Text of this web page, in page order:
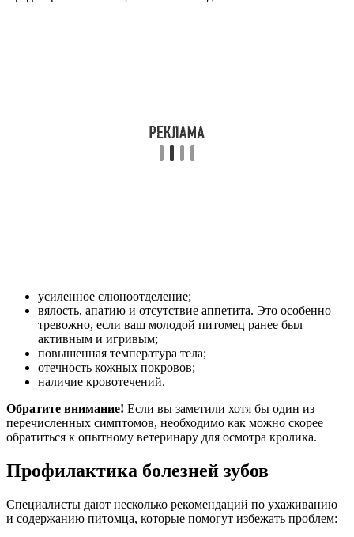
усиленное слюноотделение;
вялость, апатию и отсутствие аппетита. Это особенно
тревожно, если ваш молодой питомец ранее был
активным и игривым;
повышенная температура тела;
отечность кожных покровов;
наличие кровотечений.
Обратите внимание! Если вы заметили хотя бы один из
перечисленных симптомов, необходимо как можно скорее
обратиться к опытному ветеринару для осмотра кролика.
Профилактика болезней зубов
Специалисты дают несколько рекомендаций по ухаживанию
и содержанию питомца, которые помогут избежать проблем: